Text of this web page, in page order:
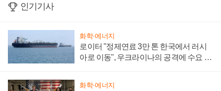
인기기사
화학·에너지
로이터 "정제연료 3만 톤 한국에서 러시
아로 이동", 우크라이나의 공격에 수요 늘
화학·에너지